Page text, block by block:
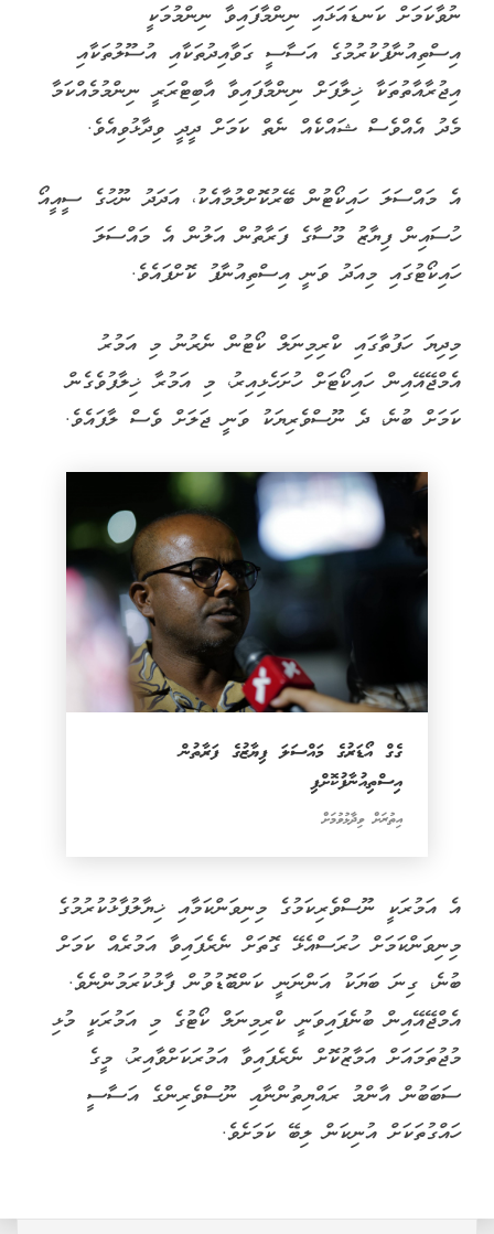
ނުވާކަމަށް ކަނޑައަޅައި ނިންމާފައިވާ ނިންމުމަކީ
އިސްތިއުނާފުކުރުމުގެ އަސާސީ ގަވާއިދުތަކާއި އުސޫލުތަކާއި
އިޖުރާއާތުތަކާ ޚިލާފަށް ނިންމާފައިވާ އާބިޓްރަރީ ނިންމުމެއްކަމާ
މެދު އެއްވެސް ޝައްކެއް ނެތް ކަމަށް ދީދީ ވިދާޅުވިއެވެ.
އެ މައްސަލަ ހައިކޯޓުން ބޭރުކޮށްލުމާއެކު، އަދަދު ނޫހުގެ ސީއީއޯ
ހުސައިން ފިޔާޒު މޫސާގެ ފަރާތުން އަލުން އެ މައްސަލަ
ހައިކޯޓުގައި މިއަދު ވަނީ އިސްތިއުނާފު ކޮށްފައެވެ.
މިދިޔަ ހަފުތާގައި ކްރިމިނަލް ކޯޓުން ނެރުނު މި އަމުރު
އެމްޖޭއޭއިން ހައިކޯޓަށް ހުށަހެޅިއިރު، މި އަމުރާ ޚިލާފުވެގެން
ކަމަށް ބުނެ، ދެ ނޫސްވެރިޔަކު ވަނީ ޖަލަށް ވެސް ލާފައެވެ.
ގެގް އޯޑަރުގެ މައްސަލަ ފިޔާޒުގެ ފަރާތުން
އިސްތިއުނާފުކޮށްފި
އިތުރަށް ވިދާޅުވުމަށް
އެ އަމުރަކީ ނޫސްވެރިކަމުގެ މިނިވަންކަމާއި ޚިޔާލުފާޅުކުރުމުގެ
މިނިވަންކަމަށް ހުރަސްއެޅޭ ގޮތަށް ނެރެފައިވާ އަމުރެއް ކަމަށް
ބުނެ، ގިނަ ބަޔަކު އަންނަނީ ކަންބޮޑުވުން ފާޅުކުރަމުންނެވެ.
އެމްޖޭއޭއިން ބުނެފައިވަނީ ކްރިމިނަލް ކޯޓުގެ މި އަމުރަކީ މުޅި
މުޖުތަމައަށް އަމާޒުކޮށް ނެރެފައިވާ އަމުރަކަށްވާއިރު، މީގެ
ސަބަބުން އާންމު ރައްޔިތުންނާއި ނޫސްވެރިންގެ އަސާސީ
ހައްގުތަކަށް އުނިކަން ލިބޭ ކަމަށެވެ.